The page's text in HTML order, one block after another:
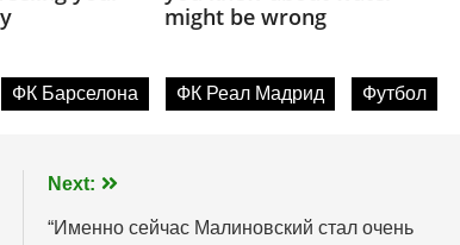
ФК Барселона ФК Реал Мадрид Футбол
Next:
“Именно сейчас Малиновский стал очень